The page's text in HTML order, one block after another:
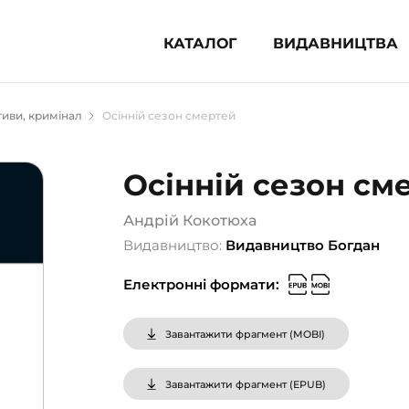
КАТАЛОГ ВИДАВНИЦТВА
література (1854)
для підлітків (240)
популярна література (1015)
література та посібники
довідники, словники
кримінал Осінній сезон смертей
Осінній сезон
Андрій Кокотюха
Видавництво: Видавництво Богдан
Електронні формати:
Завантажити фрагмент (MOBI)
Завантажити фрагмент (EPUB)